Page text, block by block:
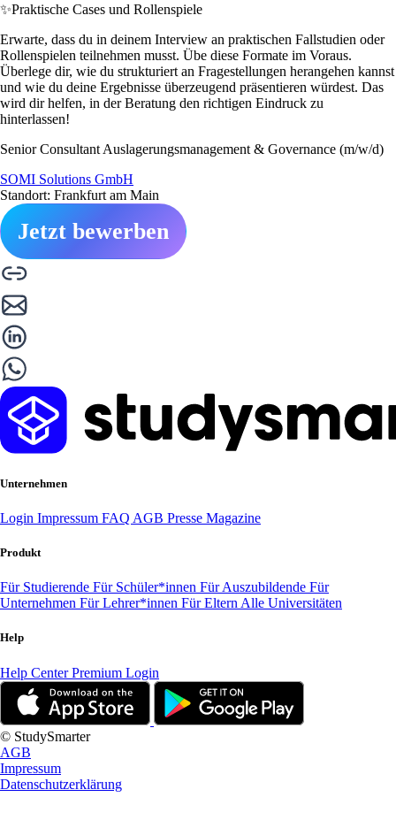
✨Praktische Cases und Rollenspiele
Erwarte, dass du in deinem Interview an praktischen Fallstudien oder
Rollenspielen teilnehmen musst. Übe diese Formate im Voraus.
Überlege dir, wie du strukturiert an Fragestellungen herangehen kannst
und wie du deine Ergebnisse überzeugend präsentieren würdest. Das
wird dir helfen, in der Beratung den richtigen Eindruck zu
hinterlassen!
Senior Consultant Auslagerungsmanagement & Governance (m/w/d)
SOMI Solutions GmbH
Standort: Frankfurt am Main
Jetzt bewerben
Unternehmen
Login Impressum FAQ AGB Presse Magazine
Produkt
Für Studierende Für Schüler*innen Für Auszubildende Für
Unternehmen Für Lehrer*innen Für Eltern Alle Universitäten
Help
Help CenterPremium Login
© StudySmarter
AGB
Impressum
Datenschutzerklärung